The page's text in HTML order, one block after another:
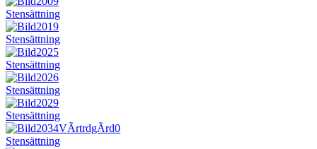
Stensättning
Stensättning
Stensättning
Stensättning
Stensättning
Stensättning